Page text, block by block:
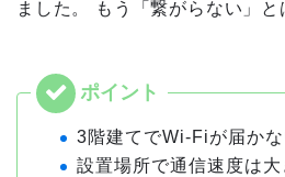
ました。 もう「繋がらない」と
3階建てでWi-Fiが届かな
設置場所で通信速度は大